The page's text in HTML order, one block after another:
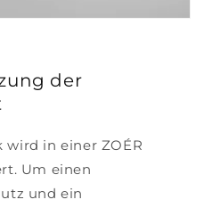
der
wird in einer ZOÉR
Um einen
und ein